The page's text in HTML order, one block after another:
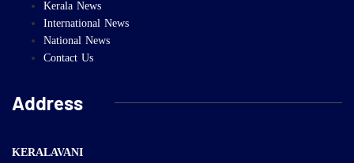
Kerala News
International News
National News
Contact Us
Address
KERALAVANI